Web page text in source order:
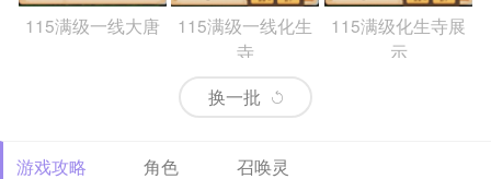
115满级一线大唐
115满级一线化生
寺
115满级化生寺展
示
换一批
游戏攻略 角色 召唤灵